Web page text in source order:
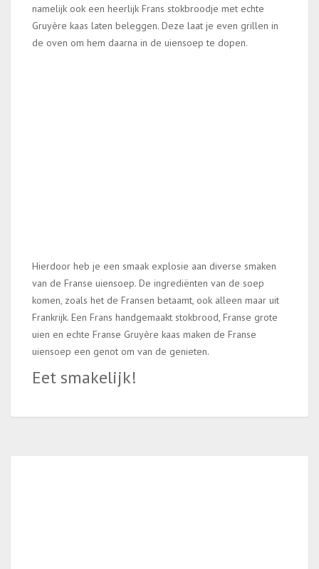
namelijk ook een heerlijk Frans stokbroodje met echte
Gruyère kaas laten beleggen. Deze laat je even grillen in
de oven om hem daarna in de uiensoep te dopen.
Hierdoor heb je een smaak explosie aan diverse smaken
van de Franse uiensoep. De ingrediënten van de soep
komen, zoals het de Fransen betaamt, ook alleen maar uit
Frankrijk. Een Frans handgemaakt stokbrood, Franse grote
uien en echte Franse Gruyère kaas maken de Franse
uiensoep een genot om van de genieten.
Eet smakelijk!